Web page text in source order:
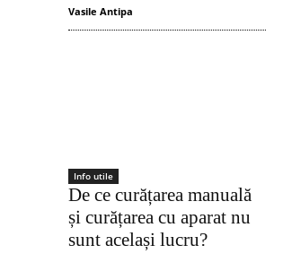
Vasile Antipa
Info utile
De ce curățarea manuală
și curățarea cu aparat nu
sunt același lucru?